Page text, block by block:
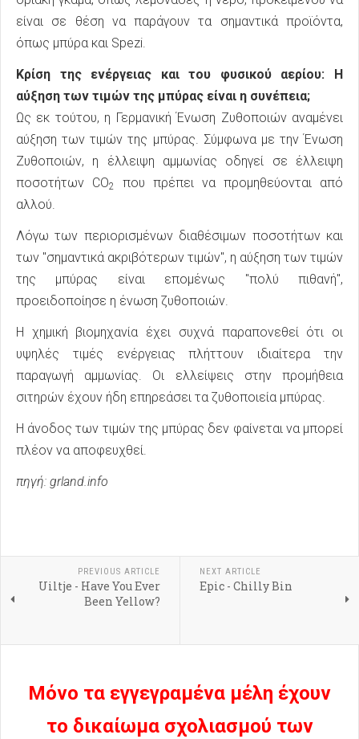
είναι σε θέση να παράγουν τα σημαντικά προϊόντα,
όπως μπύρα και Spezi.
Κρίση της ενέργειας και του φυσικού αερίου: Η
αύξηση των τιμών της μπύρας είναι η συνέπεια;
Ως εκ τούτου, η Γερμανική Ένωση Ζυθοποιών αναμένει
αύξηση των τιμών της μπύρας. Σύμφωνα με την Ένωση
Ζυθοποιών, η έλλειψη αμμωνίας οδηγεί σε έλλειψη
ποσοτήτων CO2
που πρέπει να προμηθεύονται από
αλλού.
Λόγω των περιορισμένων διαθέσιμων ποσοτήτων και
των "σημαντικά ακριβότερων τιμών", η αύξηση των τιμών
της μπύρας είναι επομένως "πολύ πιθανή",
προειδοποίησε η ένωση ζυθοποιών.
Η χημική βιομηχανία έχει συχνά παραπονεθεί ότι οι
υψηλές τιμές ενέργειας πλήττουν ιδιαίτερα την
παραγωγή αμμωνίας. Οι ελλείψεις στην προμήθεια
σιτηρών έχουν ήδη επηρεάσει τα ζυθοποιεία μπύρας.
Η άνοδος των τιμών της μπύρας δεν φαίνεται να μπορεί
πλέον να αποφευχθεί.
πηγή: grland.info
PREVIOUS ARTICLE
Uiltje - Have You Ever
Been Yellow?
NEXT ARTICLE
Epic - Chilly Bin
Μόνο τα εγγεγραμένα μέλη έχουν
το δικαίωμα σχολιασμού των